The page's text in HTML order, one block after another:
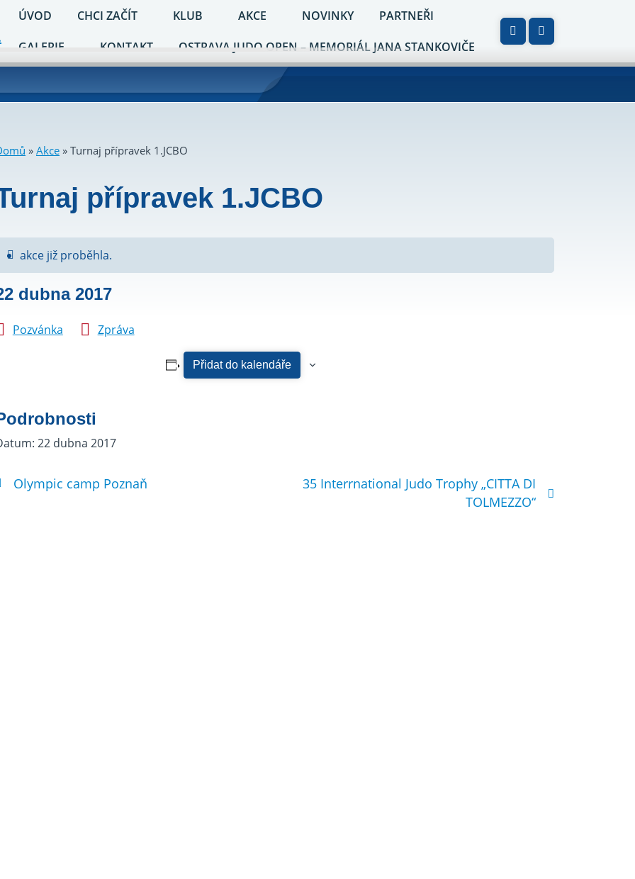
ÚVOD CHCI ZAČÍT KLUB AKCE NOVINKY
PARTNEŘI
GALERIE
KONTAKT OSTRAVA JUDO OPEN – MEMORIÁL JANA STANKOVIČE
» Akce » Turnaj přípravek 1.JCBO
přípravek 1.JCBO
akce již proběhla.
dubna 2017
Pozvánka Zpráva
Přidat do kalendáře
22 dubna 2017
Olympic camp Poznaň
35 Interrnational Judo Trophy „CITTA DI
TOLMEZZO“